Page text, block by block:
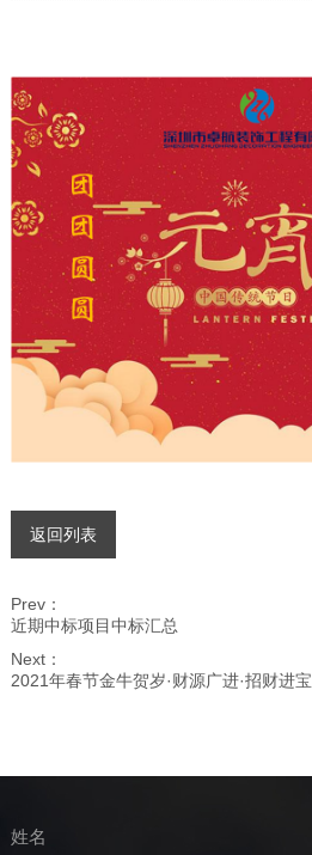
返回列表
Prev：
近期中标项目中标汇总
Next：
2021年春节金牛贺岁·财源广进·招财进宝